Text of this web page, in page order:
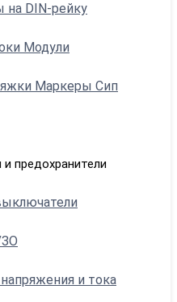
DIN-рейку
Модули
Маркеры Сип
предохранители
и тока